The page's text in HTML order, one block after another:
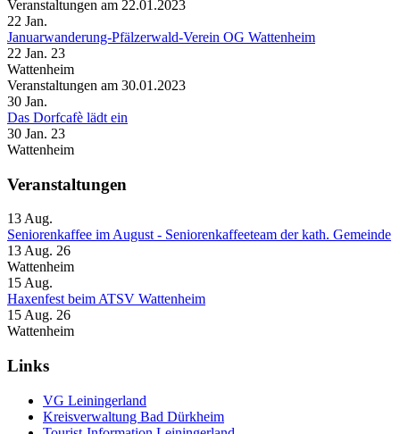
Veranstaltungen am 22.01.2023
22 Jan.
Januarwanderung-Pfälzerwald-Verein OG Wattenheim
22 Jan. 23
Wattenheim
Veranstaltungen am 30.01.2023
30 Jan.
Das Dorfcafè lädt ein
30 Jan. 23
Wattenheim
Veranstaltungen
13 Aug.
Seniorenkaffee im August - Seniorenkaffeeteam der kath. Gemeinde
13 Aug. 26
Wattenheim
15 Aug.
Haxenfest beim ATSV Wattenheim
15 Aug. 26
Wattenheim
Links
VG Leiningerland
Kreisverwaltung Bad Dürkheim